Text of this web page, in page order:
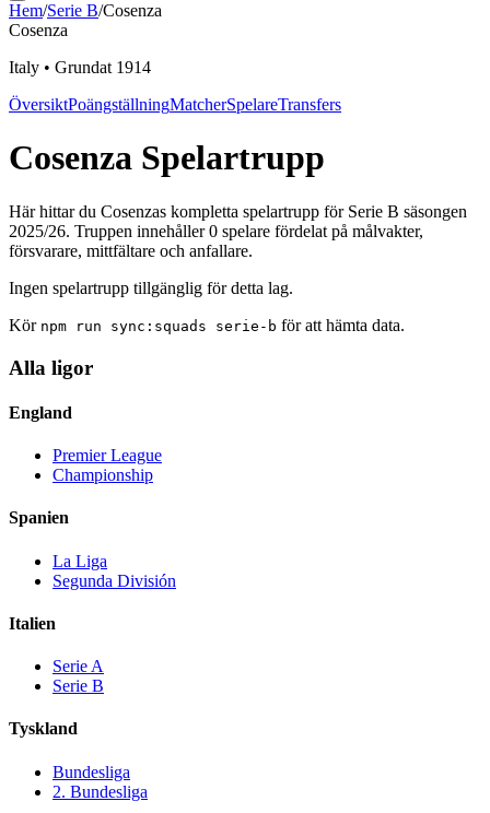
Hem/Serie B/Cosenza
Cosenza
Italy • Grundat 1914
ÖversiktPoängställningMatcherSpelareTransfers
Cosenza Spelartrupp
Här hittar du Cosenzas kompletta spelartrupp för Serie B säsongen
2025/26. Truppen innehåller0 spelare fördelat på målvakter,
försvarare, mittfältare och anfallare.
Ingen spelartrupp tillgänglig för detta lag.
Kör npm run sync:squads serie-b för att hämta data.
Alla ligor
England
Premier League
Championship
Spanien
La Liga
Segunda División
Italien
Serie A
Serie B
Tyskland
Bundesliga
2. Bundesliga